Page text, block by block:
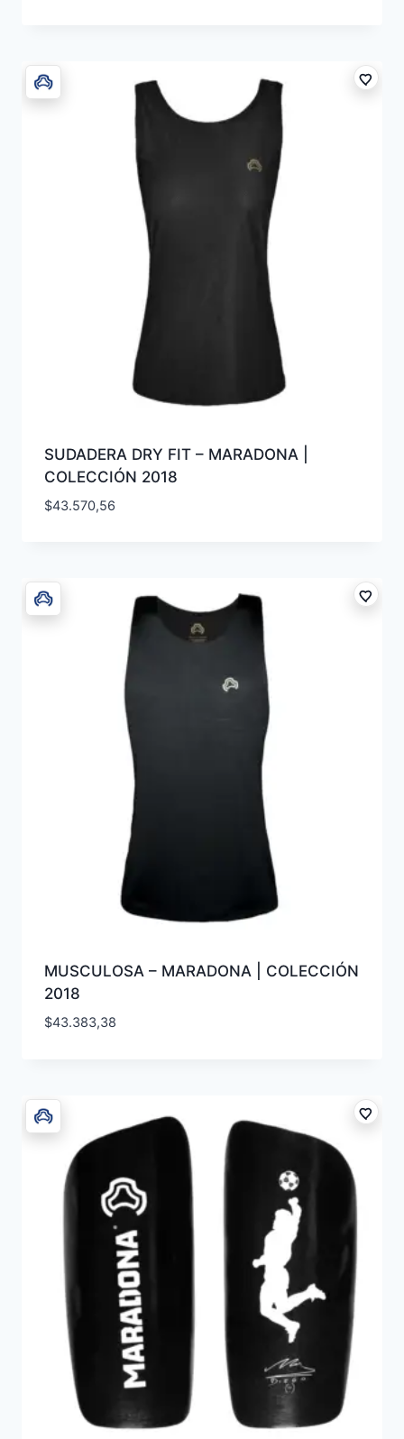
SUDADERA DRY FIT – MARADONA |
COLECCIÓN 2018
$43.570,56
MUSCULOSA – MARADONA | COLECCIÓN
2018
$43.383,38